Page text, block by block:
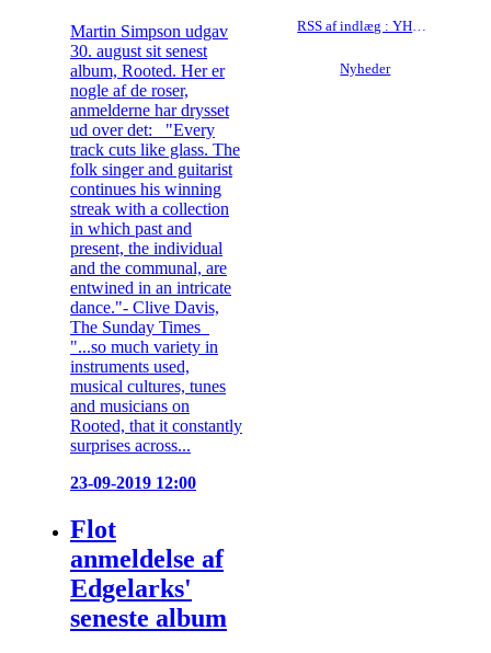
Martin Simpson udgav
30. august sit senest
album, Rooted. Her er
nogle af de roser,
anmelderne har drysset
ud over det: "Every
track cuts like glass. The
folk singer and guitarist
continues his winning
streak with a collection
in which past and
present, the individual
and the communal, are
entwined in an intricate
dance."- Clive Davis,
The Sunday Times
"...so much variety in
instruments used,
musical cultures, tunes
and musicians on
Rooted, that it constantly
surprises across...
23-09-2019 12:00
Flot
anmeldelse af
Edgelarks'
seneste album
RSS af indlæg : YHB nyheder
Nyheder